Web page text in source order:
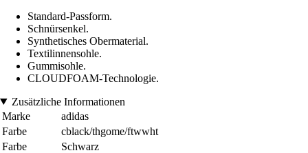
Standard-Passform.
Schnürsenkel.
Synthetisches Obermaterial.
Textilinnensohle.
Gummisohle.
CLOUDFOAM-Technologie.
Zusätzliche Informationen
Marke
adidas
Farbe
cblack/thgome/ftwwht
Farbe
Schwarz